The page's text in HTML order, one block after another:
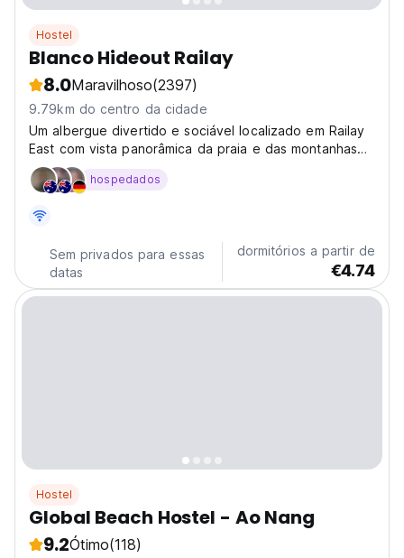
Hostel
Blanco Hideout Railay
8.0Maravilhoso(2397)
9.79km do centro da cidade
Um albergue divertido e sociável localizado em Railay
East com vista panorâmica da praia e das montanhas
circundantes. Venha passar um tempo conosco no
primeiro e único hostel de Railays!
hospedados
Sem privados para essas
datas
dormitórios a partir de
€4.74
Hostel
Global Beach Hostel - Ao Nang
9.2Ótimo(118)